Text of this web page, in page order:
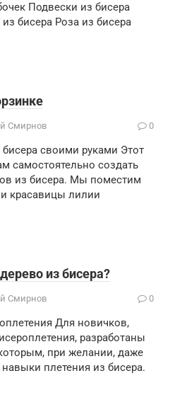
Подвески из бисера
бисера Роза из бисера
Смирнов 0
своими руками Этот
самостоятельно создать
из бисера. Мы поместим
красавицы лилии
из бисера?
Смирнов 0
Для новичков,
разработаны
при желании, даже
плетения из бисера.